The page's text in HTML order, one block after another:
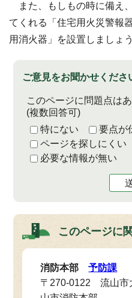
また、もしもの時に備え
てくれる「住宅用火災警報
用消火器」を設置しましょう
ご意見をお聞かせくださ
このページに問題点は
(複数回答可)
特にない
要点が
ページを探しにくい
必要な情報が無い
このページに
消防本部予防課
〒270-0122 流山